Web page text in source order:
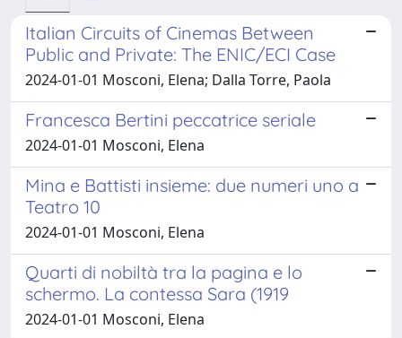
Italian Circuits of Cinemas Between
Public and Private: The ENIC/ECI Case
2024-01-01 Mosconi, Elena; Dalla Torre, Paola
Francesca Bertini peccatrice seriale
2024-01-01 Mosconi, Elena
Mina e Battisti insieme: due numeri uno a
Teatro 10
2024-01-01 Mosconi, Elena
Quarti di nobiltà tra la pagina e lo
schermo. La contessa Sara (1919
2024-01-01 Mosconi, Elena